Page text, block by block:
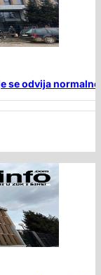
se odvija